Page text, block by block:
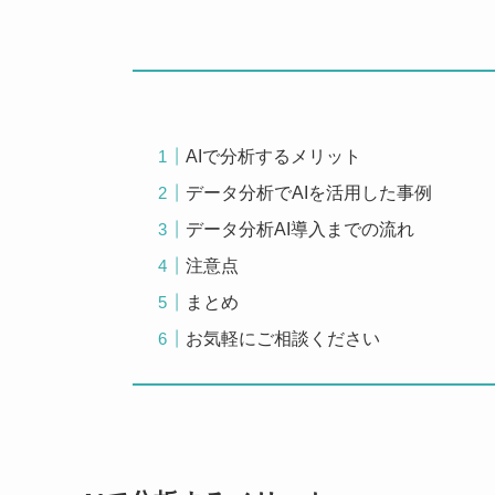
AIで分析するメリット
データ分析でAIを活用した事例
データ分析AI導入までの流れ
注意点
まとめ
お気軽にご相談ください